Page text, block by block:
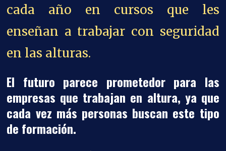
cada año en cursos que les
enseñan a trabajar con seguridad
en las alturas.
El futuro parece prometedor para las
empresas que trabajan en altura, ya que
cada vez más personas buscan este tipo
de formación.